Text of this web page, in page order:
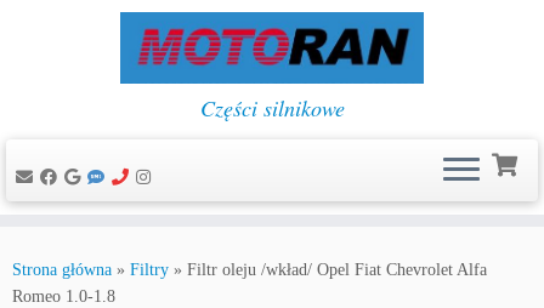
do
treści
Części silnikowe
Strona główna » Filtry » Filtr oleju /wkład/ Opel Fiat Chevrolet Alfa
Romeo 1.0-1.8